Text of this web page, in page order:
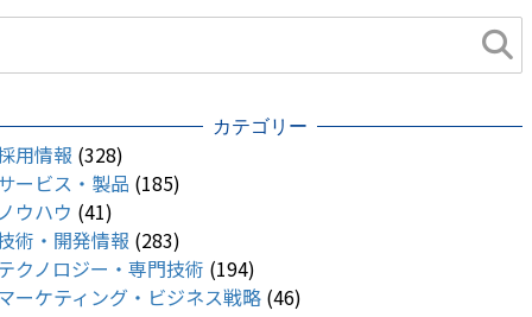
カテゴリー
用情報 (328)
ービス・製品 (185)
ウハウ (41)
術・開発情報 (283)
クノロジー・専門技術 (194)
ーケティング・ビジネス戦略 (46)